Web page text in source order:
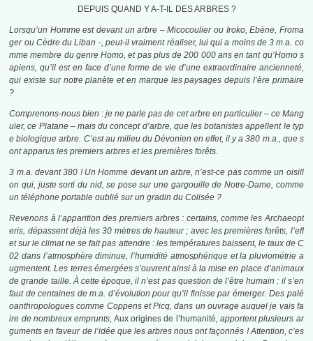
DEPUIS QUAND Y A-T-IL DES ARBRES ?
Lorsqu’un Homme est devant un arbre – Micocoulier ou Iroko, Ebène, Froma
ger ou Cèdre du Liban -, peut-il vraiment réaliser, lui qui a moins de 3 m.a. co
mme membre du genre Homo, et pas plus de 200 000 ans en tant qu’Homo s
apiens, qu’il est en face d’une forme de vie d’une extraordinaire ancienneté,
qui existe sur notre planète et en marque les paysages depuis l’ère primaire
?
Comprenons-nous bien : je ne parle pas de cet arbre en particulier – ce Mang
uier, ce Platane – mais du concept d’arbre, que les botanistes appellent le typ
e biologique arbre. C’est au milieu du Dévonien en effet, il y a 380 m.a., que s
ont apparus les premiers arbres et les premières forêts.
3 m.a. devant 380 ! Un Homme devant un arbre, n’est-ce pas comme un oisill
on qui, juste sorti du nid, se pose sur une gargouille de Notre-Dame, comme
un téléphone portable oublié sur un gradin du Colisée ?
Revenons à l’apparition des premiers arbres : certains, comme les Archaeopt
eris, dépassent déjà les 30 mètres de hauteur ; avec les premières forêts, l’eff
et sur le climat ne se fait pas attendre : les températures baissent, le taux de C
02 dans l’atmosphère diminue, l’humidité atmosphérique et la pluviométrie a
ugmentent. Les terres émergées s’ouvrent ainsi à la mise en place d’animaux
de grande taille. À cette époque, il n’est pas question de l’être humain : il s’en
faut de centaines de m.a. d’évolution pour qu’il finisse par émerger. Des palé
oanthropologues comme Coppens et Picq, dans un ouvrage auquel je vais fa
ire de nombreux emprunts, Aux origines de l’humanité, apportent plusieurs ar
guments en faveur de l’idée que les arbres nous ont façonnés ! Attention, c’es